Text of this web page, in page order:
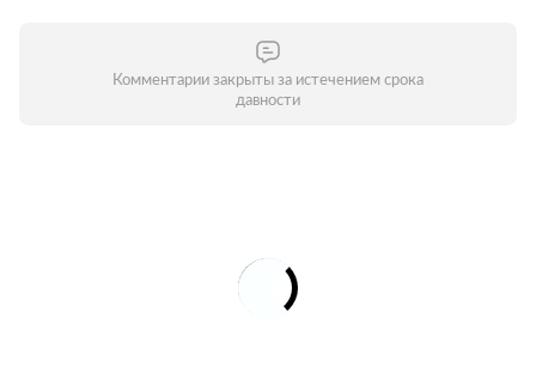
Комментарии закрыты за истечением срока
давности